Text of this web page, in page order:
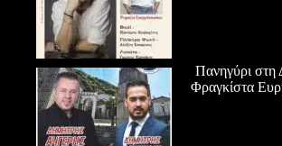
Πανηγύρι στη
Φραγκίστα